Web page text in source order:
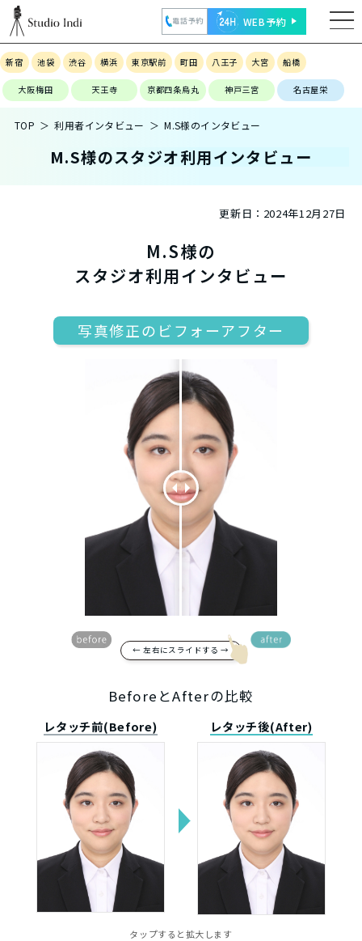
電話予約 WEB予約
新宿 池袋 渋谷 横浜 東京駅前 町田 八王子 大宮 船橋
大阪梅田 天王寺 京都四条烏丸 神戸三宮 名古屋栄
TOP 利用者インタビュー M.S様のインタビュー
M.S様のスタジオ利用インタビュー
更新日： 2024年12月27日
M.S様の
スタジオ利用インタビュー
写真修正のビフォーアフター
← 左右にスライドする →
BeforeとAfterの比較
レタッチ前(Before) レタッチ後(After)
タップすると拡大します